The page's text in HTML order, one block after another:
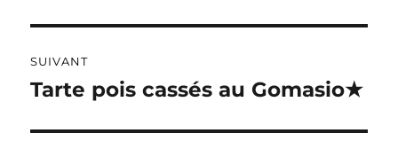
:
SUIVANT
Publication
Tarte pois cassés au Gomasio★